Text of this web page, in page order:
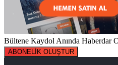
Bültene Kaydol Anında Haberdar
ABONELİK OLUŞTUR